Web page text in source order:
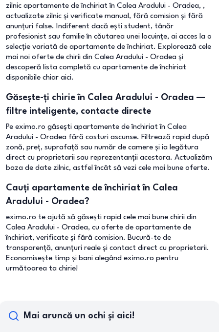
zilnic apartamente de închiriat în Calea Aradului - Oradea, ,
actualizate zilnic și verificate manual, fără comision și fără
anunțuri false. Indiferent dacă ești student, tânăr
profesionist sau familie în căutarea unei locuințe, ai acces la o
selecție variată de apartamente de închiriat. Explorează cele
mai noi oferte de chirii din Calea Aradului - Oradea și
descoperă lista completă cu apartamente de închiriat
disponibile chiar aici.
Găsește-ți chirie în Calea Aradului - Oradea —
filtre inteligente, contacte directe
Pe eximo.ro găsești apartamente de închiriat în Calea
Aradului - Oradea fără costuri ascunse. Filtrează rapid după
zonă, preț, suprafață sau număr de camere și ia legătura
direct cu proprietarii sau reprezentanții acestora. Actualizăm
baza de date zilnic, astfel încât să vezi cele mai bune oferte.
Cauți apartamente de închiriat în Calea
Aradului - Oradea?
eximo.ro te ajută să găsești rapid cele mai bune chirii din
Calea Aradului - Oradea, cu oferte de apartamente de
închiriat, verificate și fără comision. Bucură-te de
transparență, anunțuri reale și contact direct cu proprietarii.
Economisește timp și bani alegând eximo.ro pentru
următoarea ta chirie!
Mai aruncă un ochi și aici!